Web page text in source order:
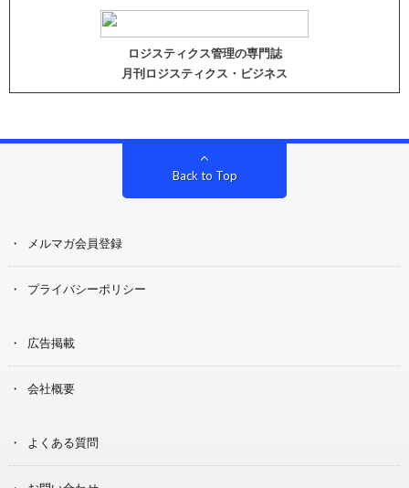
ロジスティクス管理の専門誌
月刊ロジスティクス・ビジネス
Back to Top
メルマガ会員登録
プライバシーポリシー
広告掲載
会社概要
よくある質問